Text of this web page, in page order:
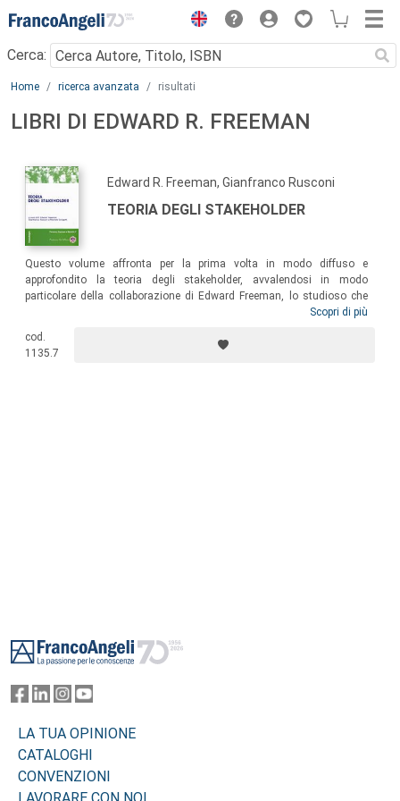
Menu
Cerca:
Main content
Home ricerca avanzata risultati
LIBRI DI EDWARD R. FREEMAN
Edward R. Freeman, Gianfranco Rusconi
TEORIA DEGLI STAKEHOLDER
Questo volume affronta per la prima volta in modo diffuso e
approfondito la teoria degli stakeholder, avvalendosi in modo
particolare della collaborazione di Edward Freeman, lo studioso che
più di un quarto di secolo fa introdusse in maniera sistematica
rivolge ad un pubblico di lettori qualificato ma molto vasto: economisti,
sociologi, filosofi, politologi, oltre che naturalmente operatori,
Scopri di più
cod.
1135.7
LA TUA OPINIONE
CATALOGHI
CONVENZIONI